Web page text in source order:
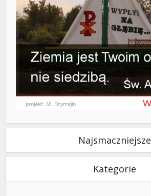
Najsmaczniejsze
Kategorie